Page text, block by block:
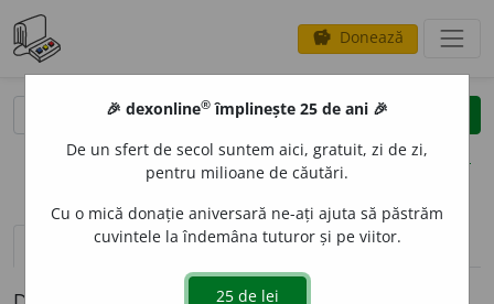
savings Donează
clear
opțiuni
definiții (1) pronunțievolume_up (46)
🎉 dexonline® împlinește 25 de ani 🎉
De un sfert de secol suntem aici, gratuit, zi de zi,
pentru milioane de căutări.
Cu o mică donație aniversară ne-ați ajuta să păstrăm
cuvintele la îndemâna tuturor și pe viitor.